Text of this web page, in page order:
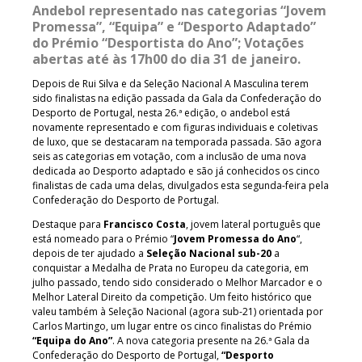
Andebol representado nas categorias “Jovem
Promessa”, “Equipa” e “Desporto Adaptado”
do Prémio “Desportista do Ano”; Votações
abertas até às 17h00 do dia 31 de janeiro.
Depois de Rui Silva e da Seleção Nacional A Masculina terem
sido finalistas na edição passada da Gala da Confederação do
Desporto de Portugal, nesta 26.ª edição, o andebol está
novamente representado e com figuras individuais e coletivas
de luxo, que se destacaram na temporada passada. São agora
seis as categorias em votação, com a inclusão de uma nova
dedicada ao Desporto adaptado e são já conhecidos os cinco
finalistas de cada uma delas, divulgados esta segunda-feira pela
Confederação do Desporto de Portugal.
Destaque para Francisco Costa, jovem lateral português que
está nomeado para o Prémio “Jovem Promessa do Ano“,
depois de ter ajudado a Seleção Nacional sub-20 a
conquistar a Medalha de Prata no Europeu da categoria, em
julho passado, tendo sido considerado o Melhor Marcador e o
Melhor Lateral Direito da competição. Um feito histórico que
valeu também à Seleção Nacional (agora sub-21) orientada por
Carlos Martingo, um lugar entre os cinco finalistas do Prémio
“Equipa do Ano”. A nova categoria presente na 26.ª Gala da
Confederação do Desporto de Portugal,“Desporto